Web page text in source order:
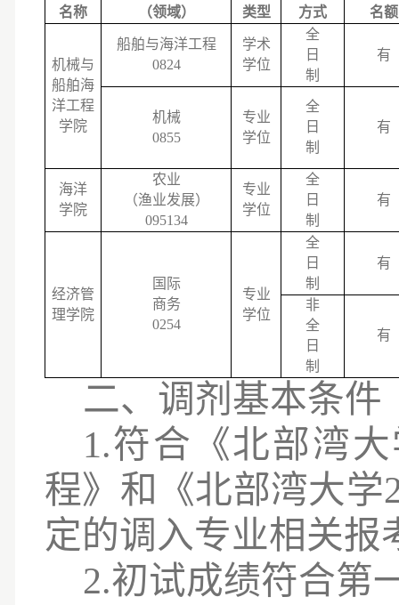
名称
（领域）
类型
方式
名额
机械与
船舶海
洋工程
学院
船舶与海洋工程
0824
学术
学位
全
日
制
有
机械
0855
专业
学位
全
日
制
有
海洋
学院
农业
（渔业发展）
095134
专业
学位
全
日
制
有
经济管
理学院
国际
商务
0254
专业
学位
全
日
制
有
非
全
日
制
有
二、调剂基本条件
1.符合《北部湾
程》和《北部湾大学
定的调入专业相关报
2.初试成绩符合第